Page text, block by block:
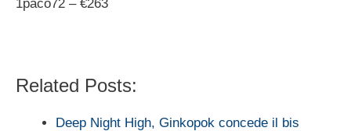
1paco72 – €263
Related Posts:
Deep Night High, Ginkopok concede il bis